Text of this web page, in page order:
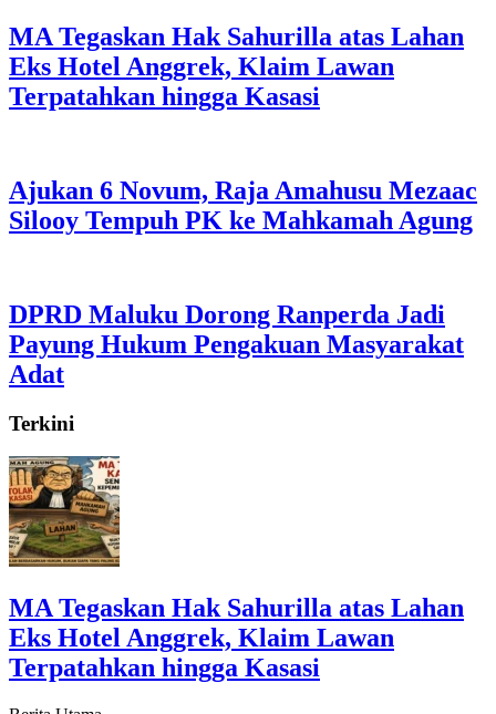
MA Tegaskan Hak Sahurilla atas Lahan
Eks Hotel Anggrek, Klaim Lawan
Terpatahkan hingga Kasasi
Ajukan 6 Novum, Raja Amahusu Mezaac
Silooy Tempuh PK ke Mahkamah Agung
DPRD Maluku Dorong Ranperda Jadi
Payung Hukum Pengakuan Masyarakat
Adat
Terkini
MA Tegaskan Hak Sahurilla atas Lahan
Eks Hotel Anggrek, Klaim Lawan
Terpatahkan hingga Kasasi